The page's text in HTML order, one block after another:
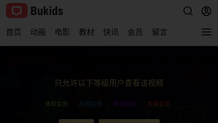
首页 动画 电影 教材 快讯 会员 留言
只允许以下等级用户查看该视频
体验会员 月度会员 季度会员 年度会员